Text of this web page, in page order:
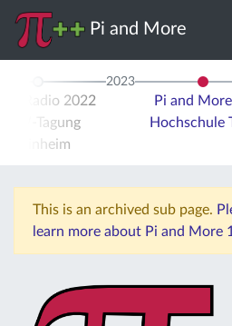
Pi and More
Radio 2022
Tagung
Weinheim
2023
Pi and
Hochschule
This is an archived sub page.
learn more about Pi and More